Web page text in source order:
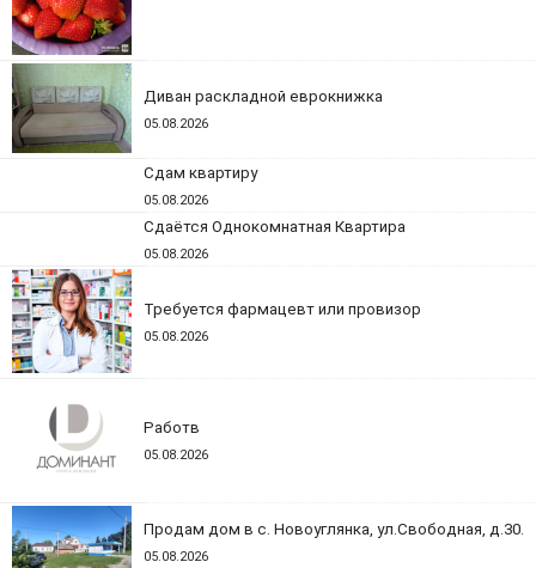
Диван раскладной еврокнижка
05.08.2026
Сдам квартиру
05.08.2026
Сдаётся Однокомнатная Квартира
05.08.2026
Требуется фармацевт или провизор
05.08.2026
Работв
05.08.2026
Продам дом в с. Новоуглянка, ул.Свободная, д.30.
05.08.2026